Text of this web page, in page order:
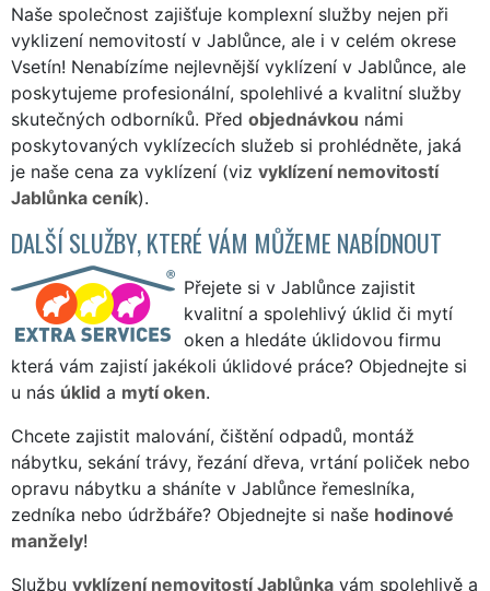
Naše společnost zajišťuje komplexní služby nejen při
vyklizení nemovitostí v Jablůnce, ale i v celém okrese
Vsetín! Nenabízíme nejlevnější vyklízení v Jablůnce, ale
poskytujeme profesionální, spolehlivé a kvalitní služby
skutečných odborníků. Před objednávkou námi
poskytovaných vyklízecích služeb si prohlédněte, jaká
je naše cena za vyklízení (viz vyklízení nemovitostí
Jablůnka ceník).
DALŠÍ SLUŽBY, KTERÉ VÁM MŮŽEME NABÍDNOUT
Přejete si v Jablůnce zajistit
kvalitní a spolehlivý úklid či mytí
oken a hledáte úklidovou firmu
která vám zajistí jakékoli úklidové práce? Objednejte si
u nás úklid a mytí oken.
Chcete zajistit malování, čištění odpadů, montáž
nábytku, sekání trávy, řezání dřeva, vrtání poliček nebo
opravu nábytku a sháníte v Jablůnce řemeslníka,
zedníka nebo údržbáře? Objednejte si naše hodinové
manžely!
Službu vyklízení nemovitostí Jablůnka vám spolehlivě a